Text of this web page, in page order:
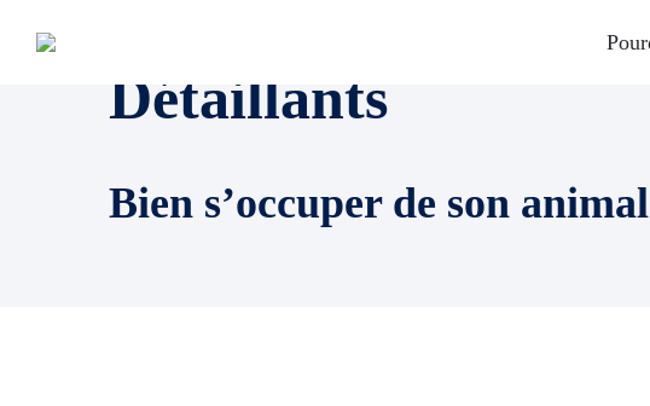
Détaillants
Bien s’occuper de son animal